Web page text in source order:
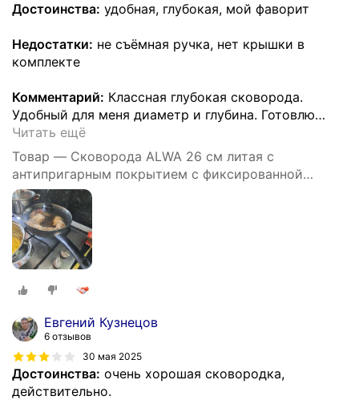
Достоинства: удобная, глубокая, мой фаворит
Недостатки: не съёмная ручка, нет крышки в
комплекте
Комментарий: Классная глубокая сковорода.
Удобный для меня диаметр и глубина. Готовлю…
Читать ещё
Товар — Cковорода ALWA 26 см литая с
антипригарным покрытием с фиксированной
ручкой цвет мрамор
Евгений Кузнецов
6 отзывов
30 мая 2025
Достоинства: очень хорошая сковородка,
действительно.